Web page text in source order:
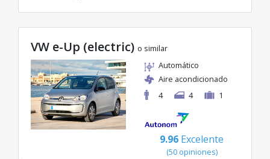
VW e-Up (electric) o similar
Automático
Aire acondicionado
4
4 1
9.96 Excelente
(50 opiniones)